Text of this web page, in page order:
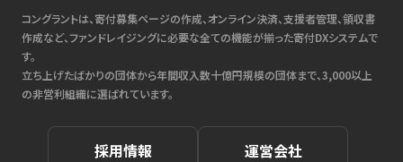
コングラントは、寄付募集ページの作成、オンライン決済、支援者管理、領収書
作成など、ファンドレイジングに必要な全ての機能が揃った寄付DXシステムで
す。
立ち上げたばかりの団体から年間収入数十億円規模の団体まで、3,000以上
の非営利組織に選ばれています。
採用情報 運営会社